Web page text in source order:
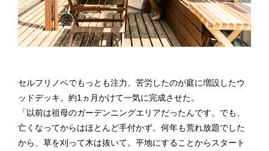
セルフリノベでもっとも注力、苦労したのが庭に増設したウ
ッドデッキ。約1ヵ月かけて一気に完成させた。
「以前は祖母のガーデンニングエリアだったんです。でも、
亡くなってからはほとんど手付かず。何年も荒れ放題でした
から、草を刈って木は抜いて。平地にすることからスタート